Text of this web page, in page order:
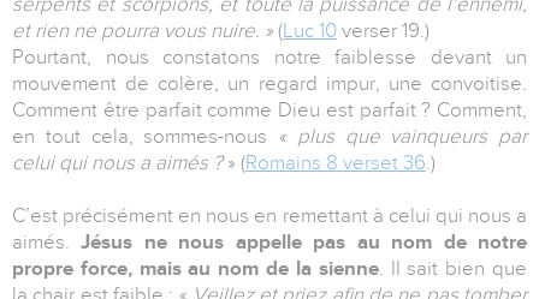
et rien ne pourra vous nuire. » (Luc 10 verser 19.)
Pourtant, nous constatons notre faiblesse devant un
mouvement de colère, un regard impur, une convoitise.
Comment être parfait comme Dieu est parfait ? Comment,
en tout cela, sommes-nous
« plus que vainqueurs par
celui qui nous a aimés ?» (Romains 8 verset 36.)
C’est précisément en nous en remettant à celui qui nous a
aimés.Jésus ne nous appelle pas au nom de notre
propre force, mais au nom de la sienne. Il sait bien que